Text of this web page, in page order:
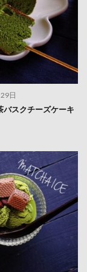
日
バスクチーズケーキ